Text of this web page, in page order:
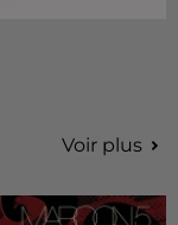
Voir plus